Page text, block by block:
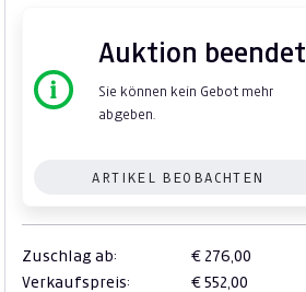
Auktion beendet
Sie können kein Gebot mehr
abgeben.
ARTIKEL BEOBACHTEN
Zuschlag ab:
€ 276,00
Verkaufspreis:
€ 552,00